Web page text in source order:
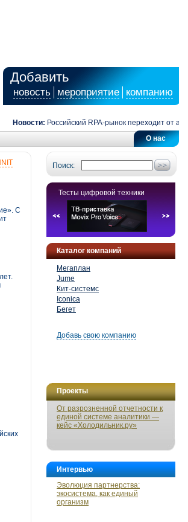
Добавить
новость мероприятие компанию
Новости: Российский RPA-рынок переходит от
О нас
Поиск:
Тесты цифровой техники
Каталог компаний
Мегаплан
Jume
Кит-системс
Iconica
Бегет
Добавь свою компанию
Проекты
От разрозненной отчетности к
единой системе аналитики —
кейс «Холодильник.ру»
Интервью
Эволюция партнерства:
экосистема, как единый
организм
C